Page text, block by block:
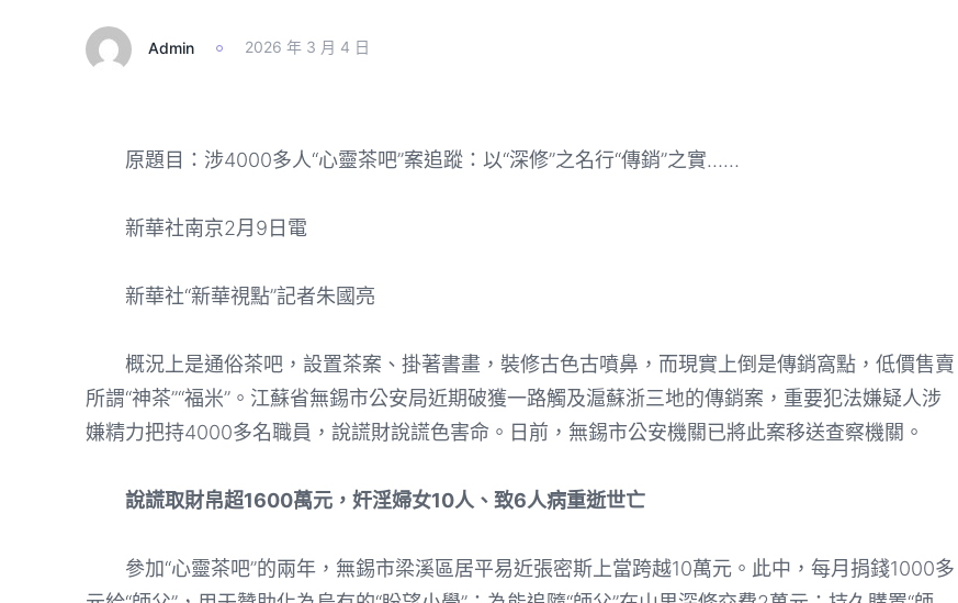
Admin 2026 年 3 月 4 日
原題目：涉4000多人“心靈茶吧”案追蹤：以“深修”之名行“傳銷”之實……
新華社南京2月9日電
新華社“新華視點”記者朱國亮
概況上是通俗茶吧，設置茶案、掛著書畫，裝修古色古噴鼻，而現實上倒是傳銷窩點，低價售賣
所謂“神茶”“福米”。江蘇省無錫市公安局近期破獲一路觸及滬蘇浙三地的傳銷案，重要犯法嫌疑人涉
嫌精力把持4000多名職員，說謊財說謊色害命。日前，無錫市公安機關已將此案移送查察機關。
說謊取財帛超1600萬元，奸淫婦女10人、致6人病重逝世亡
參加“心靈茶吧”的兩年，無錫市梁溪區居平易近張密斯上當跨越10萬元。此中，每月捐錢1000多